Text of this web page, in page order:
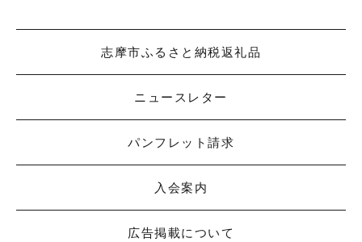
志摩市ふるさと納税返礼品
ニュースレター
パンフレット請求
入会案内
広告掲載について